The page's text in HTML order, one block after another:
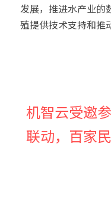
发展，推进水产业的
殖提供技术支持和推
机智云受邀
联动，百家